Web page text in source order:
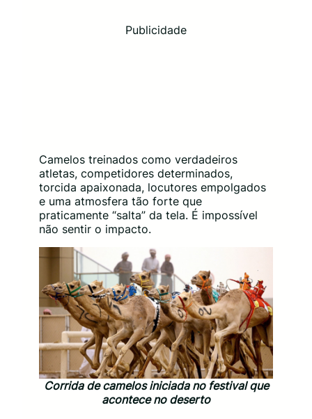
Publicidade
Camelos treinados como verdadeiros
atletas, competidores determinados,
torcida apaixonada, locutores empolgados
e uma atmosfera tão forte que
praticamente “salta” da tela. É impossível
não sentir o impacto.
Corrida de camelos iniciada no festival que
acontece no deserto